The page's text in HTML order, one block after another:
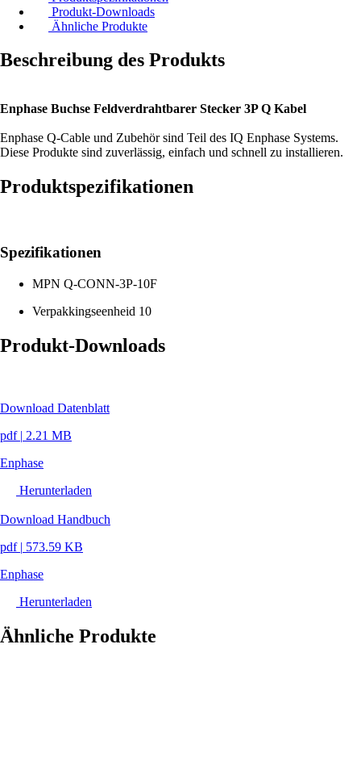
Produkt-Downloads
Ähnliche Produkte
Beschreibung des Produkts
Enphase Buchse Feldverdrahtbarer Stecker 3P Q Kabel
Enphase Q-Cable und Zubehör sind Teil des IQ Enphase Systems.
Diese Produkte sind zuverlässig, einfach und schnell zu installieren.
Produktspezifikationen
Spezifikationen
MPN Q-CONN-3P-10F
Verpakkingseenheid 10
Produkt-Downloads
Download Datenblatt
pdf | 2.21 MB
Enphase
Herunterladen
Download Handbuch
pdf | 573.59 KB
Enphase
Herunterladen
Ähnliche Produkte